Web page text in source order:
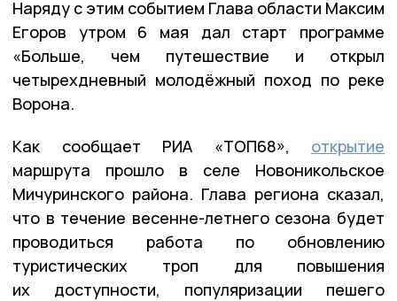
Наряду с этим событием Глава области Максим
Егоров утром 6 мая дал старт программе
«Больше, чем путешествие и открыл
четырехдневный молодёжный поход по реке
Ворона.
Как сообщает РИА «ТОП68», открытие
маршрута прошло в селе Новоникольское
Мичуринского района. Глава региона сказал,
что в течение весенне-летнего сезона будет
проводиться работа по обновлению
туристических троп для повышения
их доступности, популяризации пешего